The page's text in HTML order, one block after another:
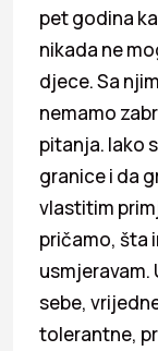
pet godina
nikada ne
djece. Sa
nemamo
pitanja. Iako
granice i da
vlastitim
pričamo, šta
usmjeravam.
sebe,
tolerantne,